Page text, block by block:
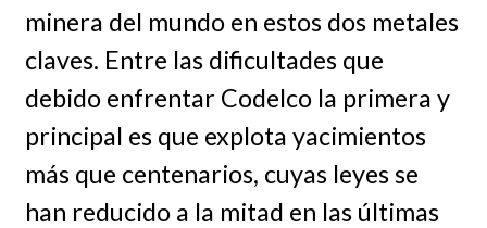
minera del mundo en estos dos metales
claves. Entre las dificultades que
debido enfrentar Codelco la primera y
principal es que explota yacimientos
más que centenarios, cuyas leyes se
han reducido a la mitad en las últimas